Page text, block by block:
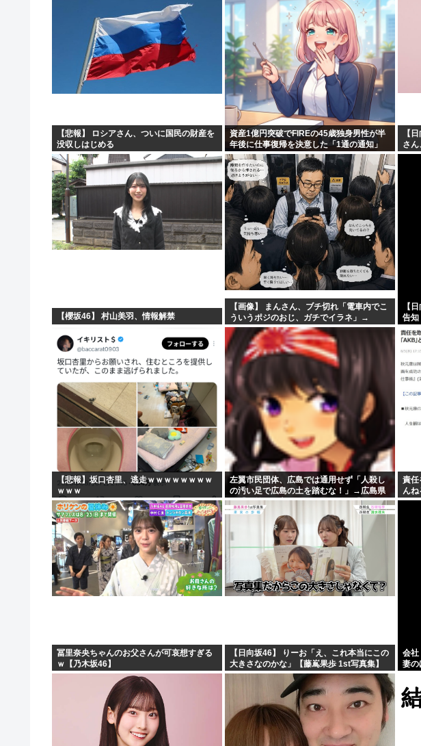
【画像】 セブンイレブン、ついに神商品を販売
平成ノブシコブシの吉村が生き残って相方が消えた理由
世界初の超伝導量子熱機関…燃料もピストンもない量子エンジ...
ロシア外務省報道官、平和宣言を非難「広島市長は『偽りの呪...
【高市】トランプ「イランが核入手したら2分でイタリア滅亡...
【画像】あのちゃん、上半身ほぼ裸でご乱心
NHK会長「パトカー・消防車からの受信料徴収、猛反発が凄...
【悲報】 ロシアさん、ついに国民の財産を
没収しはじめる
資産1億円突破でFIREの45歳独身男性が半
年後に仕事復帰を決意した「1通の通知」
【
さん
【櫻坂46】 村山美羽、情報解禁
【画像】 まんさん、ブチ切れ「電車内でこ
ういうポジのおじ、ガチでイラネ」→
【
告知
【悲報】坂口杏里、逃走ｗｗｗｗｗｗｗｗ
ｗｗｗ
左翼市民団体、広島では通用せず「人殺し
の汚い足で広島の土を踏むな！」→広島県
民「お前らの方が汚いんじゃ！」「ワシら
が広島県民じゃ」
責任
ん
トを
冨里奈央ちゃんのお父さんが可哀想すぎる
ｗ【乃木坂46】
【日向坂46】 りーお「え、これ本当にこの
大きさなのかな」【藤嶌果歩 1st写真集】
会社
妻の